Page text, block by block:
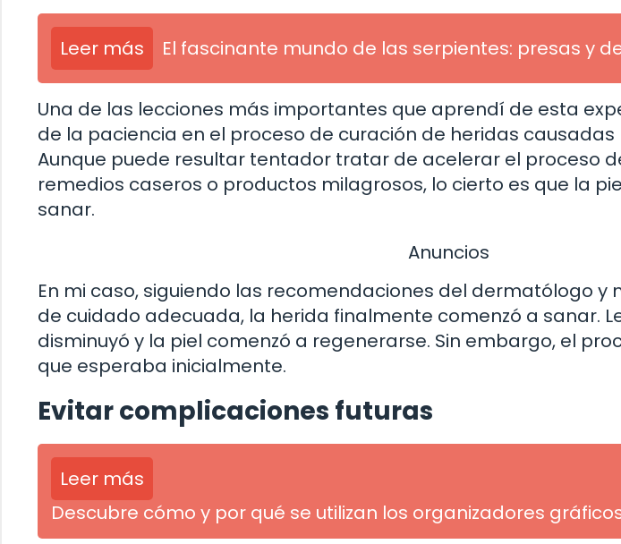
Leer más El fascinante mundo de las serpientes: presas y
Una de las lecciones más importantes que aprendí de esta
de la paciencia en el proceso de curación de heridas
Aunque puede resultar tentador tratar de acelerar el proceso
remedios caseros o productos milagrosos, lo cierto es que la
sanar.
Anuncios
En mi caso, siguiendo las recomendaciones del dermatólogo y
de cuidado adecuada, la herida finalmente comenzó a sanar.
disminuyó y la piel comenzó a regenerarse. Sin embargo, el
que esperaba inicialmente.
Evitar complicaciones futuras
Leer más
Descubre cómo y por qué se utilizan los organizadores